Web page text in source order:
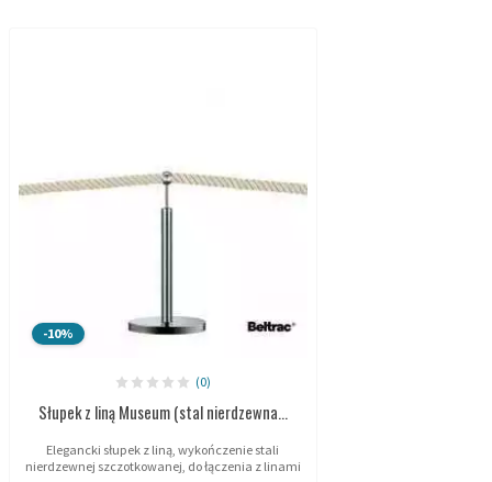
-10%
(0)
Słupek z liną Museum (stal nierdzewna...
Elegancki słupek z liną, wykończenie stali
nierdzewnej szczotkowanej, do łączenia z linami